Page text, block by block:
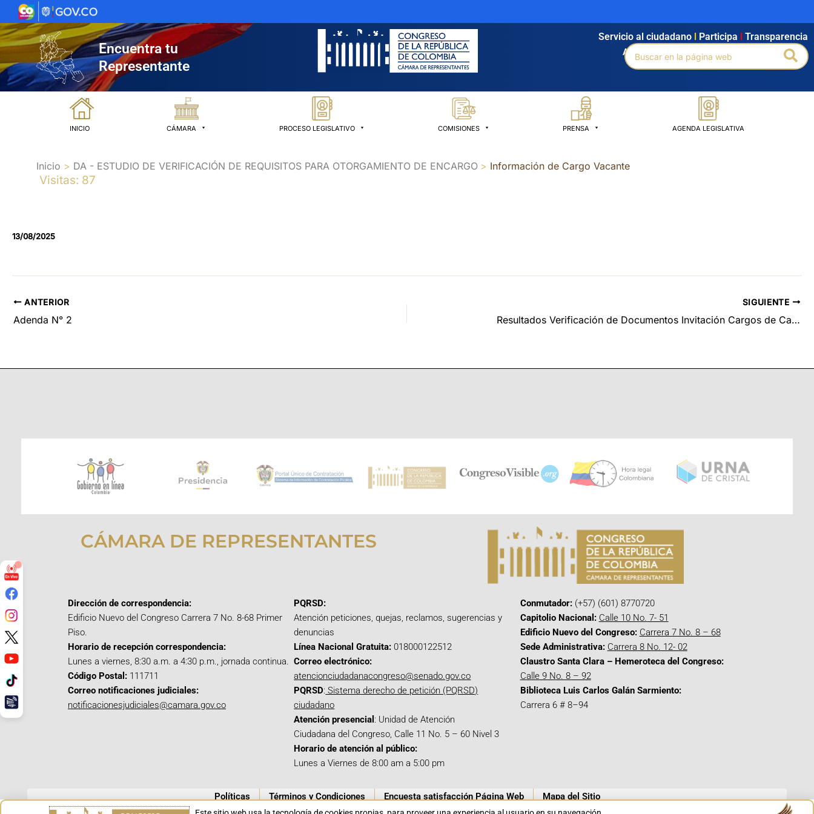
al
contenido
Encuentra tu
Representante
Agendamiento Intranet Búsqueda avanzada
Servicio al ciudadano Participa Transparencia
Buscar
por:
INICIO CÁMARA PROCESO LEGISLATIVO COMISIONES PRENSA AGENDA LEGISLATIVA
Inicio DA - ESTUDIO DE VERIFICACIÓN DE REQUISITOS PARA OTORGAMIENTO DE ENCARGO Información de Cargo Vacante
Visitas: 87
13/08/2025
ANTERIOR
Adenda N° 2
SIGUIENTE
Resultados Verificación de Documentos Invitación Cargos de Carrera Por Encargo
CÁMARA DE REPRESENTANTES
Dirección de correspondencia:
Edificio Nuevo del Congreso Carrera 7 No. 8-68 Primer
Piso.
Horario de recepción correspondencia:
Lunes a viernes, 8:30 a.m. a 4:30 p.m., jornada continua.
Código Postal: 111711
Correo notificaciones judiciales:
notificacionesjudiciales@camara.gov.co
PQRSD:
Atención peticiones, quejas, reclamos, sugerencias y
denuncias
Línea Nacional Gratuita: 018000122512
Correo electrónico:
atencionciudadanacongreso@senado.gov.co
PQRSD: Sistema derecho de petición (PQRSD)
ciudadano
Atención presencial : Unidad de Atención
Ciudadana del Congreso, Calle 11 No. 5 – 60 Nivel 3
Horario de atención al público:
Lunes a Viernes de 8:00 am a 5:00 pm
Conmutador:(+57) (601) 8770720
Capitolio Nacional: Calle 10 No. 7- 51
Edificio Nuevo del Congreso: Carrera 7 No. 8 – 68
Sede Administrativa: Carrera 8 No. 12- 02
Claustro Santa Clara – Hemeroteca del Congreso:
Calle 9 No. 8 – 92
Biblioteca Luis Carlos Galán Sarmiento:
Carrera 6 # 8–94
Políticas Términos y Condiciones Encuesta satisfacción Página Web Mapa del Sitio